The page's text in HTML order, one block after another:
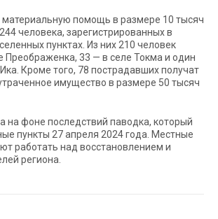
помощь в размере 10 тысяч
человека, зарегистрированных в
пунктах. Из них 210 человек
Преображенка, 33 — в селе Токма и один
Кроме того, 78 пострадавших получат
имущество в размере 50 тысяч
на фоне последствий паводка, который
пункты 27 апреля 2024 года. Местные
работать над восстановлением и
региона.